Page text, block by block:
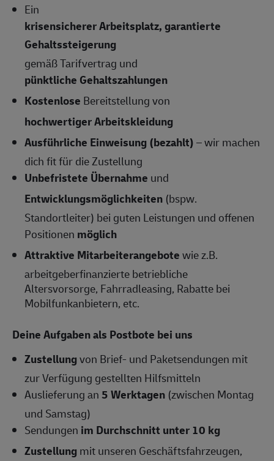
Ein
krisensicherer Arbeitsplatz, garantierte
Gehaltssteigerung
gemäß Tarifvertrag und
pünktliche Gehaltszahlungen
Kostenlose Bereitstellung von
hochwertiger Arbeitskleidung
Ausführliche Einweisung (bezahlt)– wir machen
dich fit für die Zustellung
Unbefristete Übernahme und
Entwicklungsmöglichkeiten (bspw.
Standortleiter) bei guten Leistungen und offenen
Positionen möglich
Attraktive Mitarbeiterangebotewie z.B.
arbeitgeberfinanzierte betriebliche
Altersvorsorge, Fahrradleasing, Rabatte bei
Mobilfunkanbietern, etc.
Deine Aufgaben als Postbote bei uns
Zustellungvon Brief- und Paketsendungen mit
zur Verfügung gestellten Hilfsmitteln
Auslieferung an5 Werktagen (zwischen Montag
und Samstag)
Sendungen im Durchschnitt unter 10 kg
Zustellungmit unseren Geschäftsfahrzeugen,